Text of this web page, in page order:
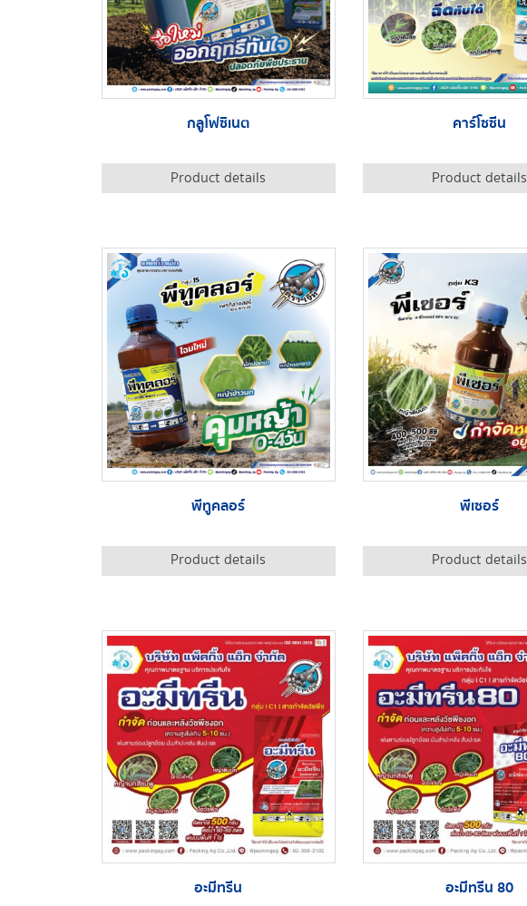
กลูโฟซิเนต
Product details
คาร์โซซีน
Product details
พีทูคลอร์
Product details
พีเซอร์
Product details
อะมีทรีน อะมีทรีน 80